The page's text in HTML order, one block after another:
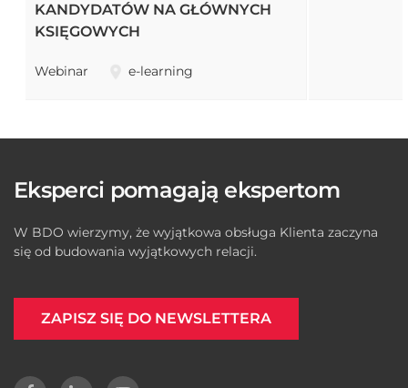
KANDYDATÓW NA GŁÓWNYCH
KSIĘGOWYCH
Webinar e-learning
Eksperci pomagają ekspertom
W BDO wierzymy, że wyjątkowa obsługa Klienta zaczyna
się od budowania wyjątkowych relacji.
ZAPISZ SIĘ DO NEWSLETTERA